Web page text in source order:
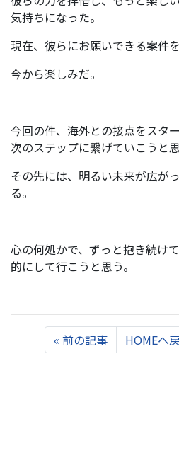
気持ちになった。
現在、彼らにお願いできる案件
今から楽しみだ。
今回の件、海外との接点をスタ
次のステップに繋げていこうと思
その先には、明るい未来が広が
る。
心の何処かで、ずっと抱き続け
的にして行こうと思う。
« Previous
前の記事 HOMEへ